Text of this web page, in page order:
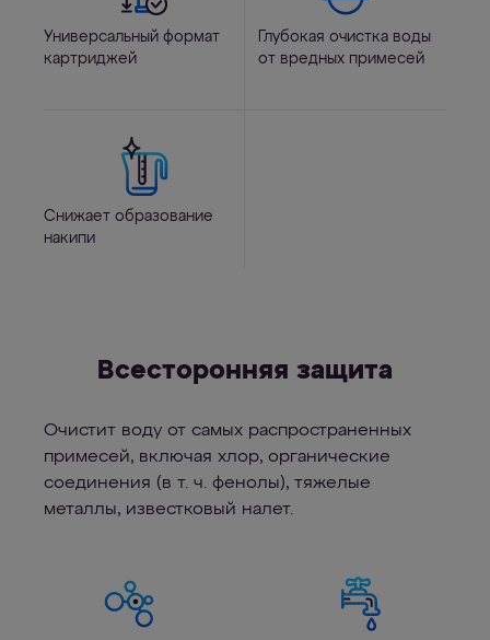
Универсальный формат
картриджей
Глубокая очистка воды
от вредных примесей
Снижает образование
накипи
Всесторонняя защита
Очистит воду от самых распространенных
примесей, включая хлор, органические
соединения (в т. ч. фенолы), тяжелые
металлы, известковый налет.